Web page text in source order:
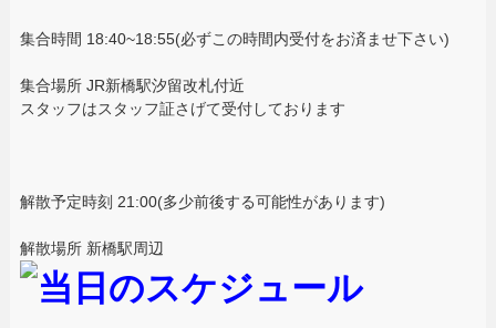
集合時間 18:40~18:55(必ずこの時間内受付をお済ませ下さい)
集合場所 JR新橋駅汐留改札付近
スタッフはスタッフ証さげて受付しております
解散予定時刻 21:00(多少前後する可能性があります)
解散場所 新橋駅周辺